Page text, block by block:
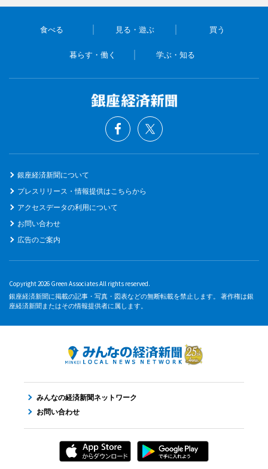
食べる 見る・遊ぶ 買う
暮らす・働く 学ぶ・知る
銀座経済新聞について
プレスリリース・情報提供はこちらから
アクセスデータの利用について
お問い合わせ
広告のご案内
Copyright 2026 Green Associates All rights reserved.
銀座経済新聞に掲載の記事・写真・図表などの無断転載を禁止します。 著作権は銀
座経済新聞またはその情報提供者に属します。
みんなの経済新聞ネットワーク
お問い合わせ